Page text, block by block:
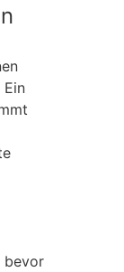
Ein
bevor